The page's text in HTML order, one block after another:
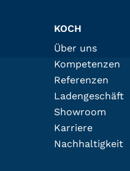
KOCH
Über uns
Kompetenzen
Referenzen
Ladengeschäft
Showroom
Karriere
Nachhaltigkeit